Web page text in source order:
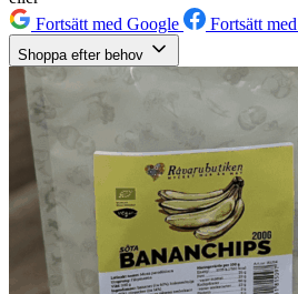
Fortsätt med Google
Fortsätt
Shoppa efter behov